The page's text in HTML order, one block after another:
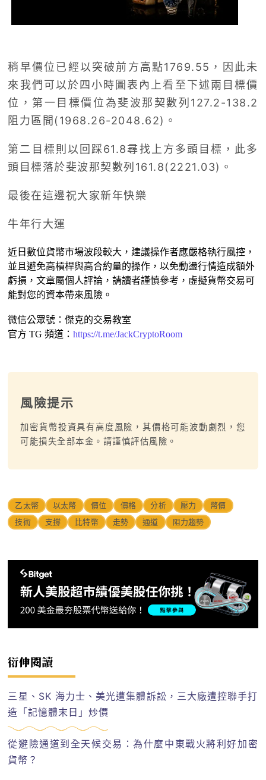
稍早價位已經以突破前方高點1769.55，因此未
來我們可以於四小時圖表內上看至下述兩目標價
位，第一目標價位為斐波那契數列127.2-138.2
阻力區間(1968.26-2048.62)。
第二目標則以回踩61.8尋找上方多頭目標，此多
頭目標落於斐波那契數列161.8(2221.03)。
最後在這邊祝大家新年快樂
牛年行大運
近日數位貨幣市場波段較大，建議操作者應嚴格執行風控，
並且避免高槓桿與高合約量的操作，以免動盪行情造成額外
虧損，文章屬個人評論，請讀者謹慎參考，虛擬貨幣交易可
能對您的資本帶來風險。
微信公眾號：傑克的交易教室
官方 TG 頻道：https://t.me/JackCryptoRoom
風險提示
加密貨幣投資具有高度風險，其價格可能波動劇烈，您
可能損失全部本金。請謹慎評估風險。
乙太幣 以太幣 價位 價格 分析 壓力
幣價
技術
支撐 比特幣 走勢 通道 阻力趨勢
衍伸閱讀
三星、SK 海力士、美光遭集體訴訟，三大廠遭控聯手打
造「記憶體末日」炒價
從避險通道到全天候交易：為什麼中東戰火將利好加密
貨幣？